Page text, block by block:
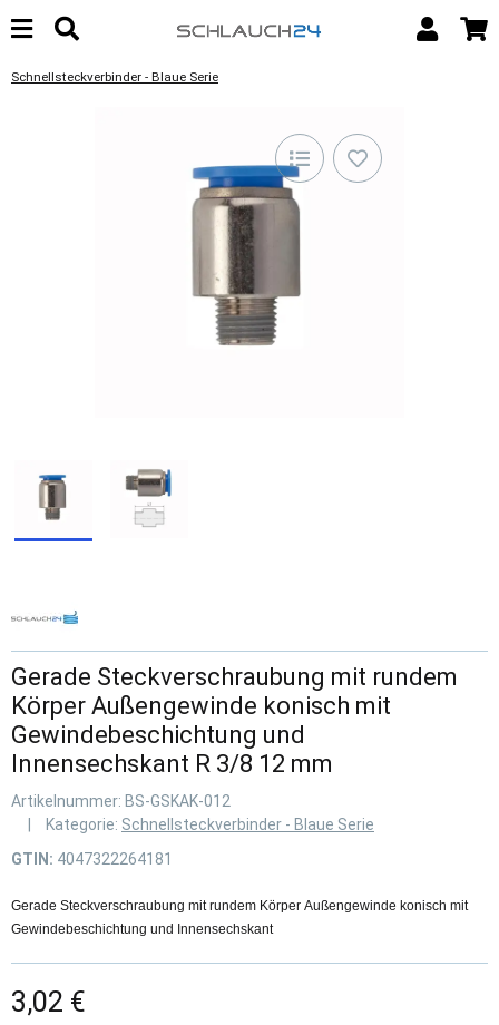
Schnellsteckverbinder - Blaue Serie
Gerade Steckverschraubung mit rundem
Körper Außengewinde konisch mit
Gewindebeschichtung und
Innensechskant R 3/8 12 mm
Artikelnummer: BS-GSKAK-012
Kategorie: Schnellsteckverbinder - Blaue Serie
GTIN: 4047322264181
Gerade Steckverschraubung mit rundem Körper Außengewinde konisch mit
Gewindebeschichtung und Innensechskant
3,02 €